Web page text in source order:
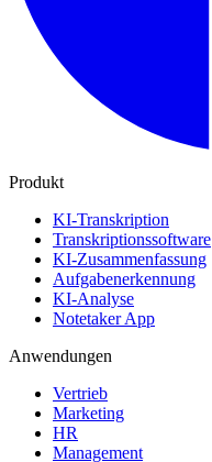
Produkt
KI-Transkription
Transkriptionssoftware
KI-Zusammenfassung
Aufgabenerkennung
KI-Analyse
Notetaker App
Anwendungen
Vertrieb
Marketing
HR
Management